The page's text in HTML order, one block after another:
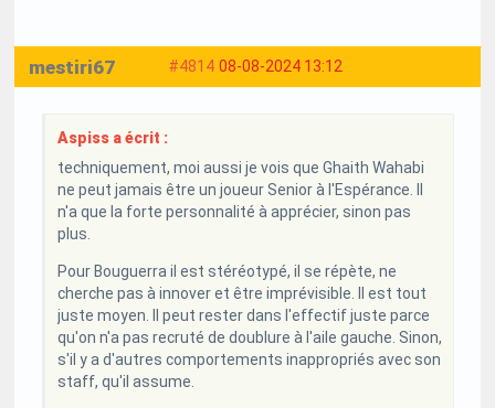
#4814 08-08-2024 13:12
mestiri67
Aspiss a écrit :
techniquement, moi aussi je vois que Ghaith Wahabi
ne peut jamais être un joueur Senior à l'Espérance. Il
n'a que la forte personnalité à apprécier, sinon pas
plus.
Pour Bouguerra il est stéréotypé, il se répète, ne
cherche pas à innover et être imprévisible. Il est tout
juste moyen. Il peut rester dans l'effectif juste parce
qu'on n'a pas recruté de doublure à l'aile gauche. Sinon,
s'il y a d'autres comportements inappropriés avec son
staff, qu'il assume.